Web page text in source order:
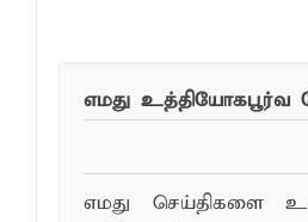
எமது உத்தியோகபூர்வ
எமது செய்திகளை